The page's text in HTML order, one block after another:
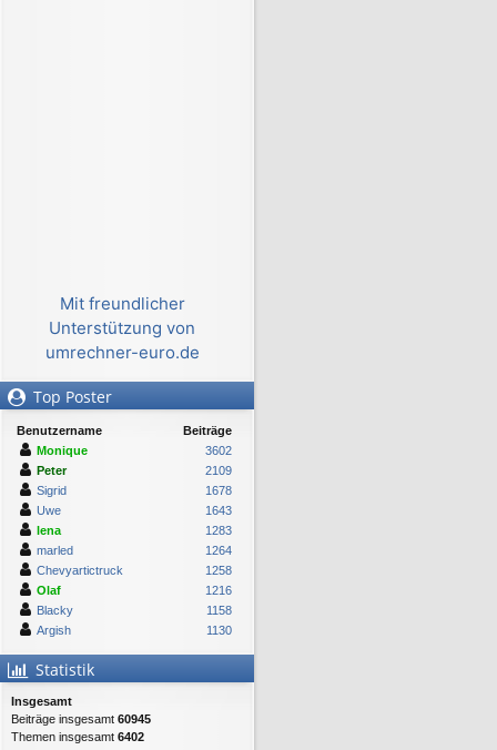
Mit freundlicher
Unterstützung von
umrechner-euro.de
Top Poster
Benutzername
Beiträge
Monique
3602
Peter
2109
Sigrid
1678
Uwe
1643
lena
1283
marled
1264
Chevyartictruck
1258
Olaf
1216
Blacky
1158
Argish
1130
Statistik
Insgesamt
Beiträge insgesamt 60945
Themen insgesamt 6402